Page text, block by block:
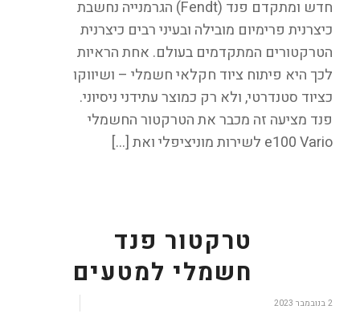
חדש ומתקדם פנד (Fendt) הגרמנייה נחשבת
כיצרנית פרימיום מובילה ובעיני רבים כיצרנית
הטרקטורים המתקדמים בעולם. אחת הראיות
לכך היא פיתוח ציוד חקלאי חשמלי – ושיווקו
כציוד סטנדרטי, ולא רק כמוצר עתידני ניסיוני.
פנד מציעה זה מכבר את הטרקטור החשמלי
e100 Vario לשירות מוניציפלי ואת […]
טרקטור פנד
חשמלי למטעים
2 בנובמבר 2023